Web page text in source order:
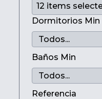
Dormitorios Min
Baños Min
Referencia